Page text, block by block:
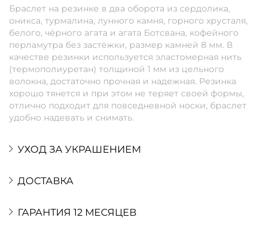
Браслет на резинке в два оборота из сердолика,
оникса, турмалина, лунного камня, горного хрусталя,
белого, чёрного агата и агата Ботсвана, кофейного
перламутра без застёжки, размер камней 8 мм. В
качестве резинки используется эластомерная нить
(термополиуретан) толщиной 1 мм из цельного
волокна, достаточно прочная и надежная. Резинка
хорошо тянется и при этом не теряет своей формы,
отлично подходит для повседневной носки, браслет
удобно надевать и снимать.
УХОД ЗА УКРАШЕНИЕМ
ДОСТАВКА
ГАРАНТИЯ 12 МЕСЯЦЕВ